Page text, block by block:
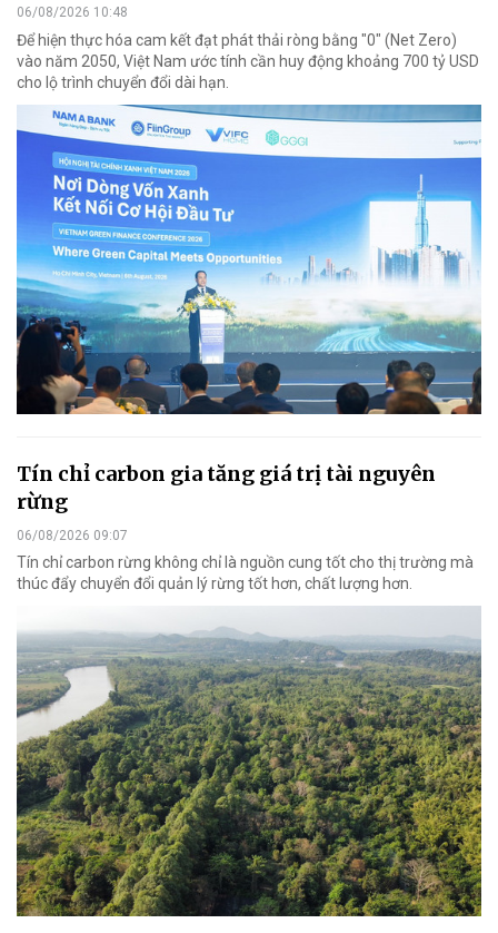
06/08/2026 10:48
Để hiện thực hóa cam kết đạt phát thải ròng bằng "0" (Net Zero)
vào năm 2050, Việt Nam ước tính cần huy động khoảng 700 tỷ USD
cho lộ trình chuyển đổi dài hạn.
Tín chỉ carbon gia tăng giá trị tài nguyên
rừng
06/08/2026 09:07
Tín chỉ carbon rừng không chỉ là nguồn cung tốt cho thị trường mà
thúc đẩy chuyển đổi quản lý rừng tốt hơn, chất lượng hơn.